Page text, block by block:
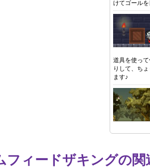
けてゴール
道具を使っ
りして、ち
ます♪
フィードザキングの